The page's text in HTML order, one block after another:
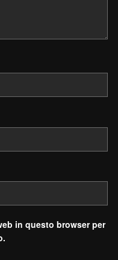
in questo browser per